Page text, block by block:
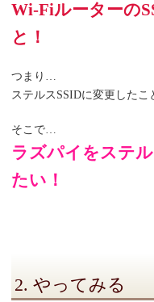
Wi-Fiルーターの
と！
つまり…
ステルスSSIDに変更したこ
そこで…
ラズパイをステ
たい！
2. やってみる